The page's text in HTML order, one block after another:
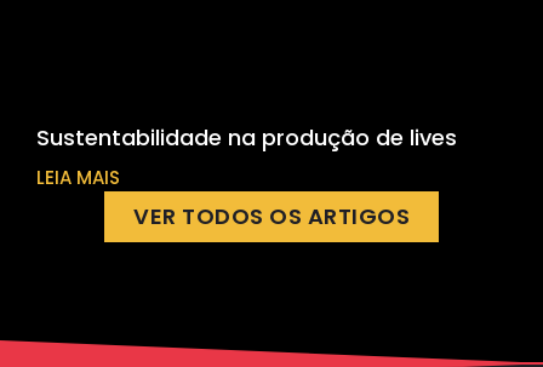
Sustentabilidade na produção de lives
LEIA MAIS
VER TODOS OS ARTIGOS